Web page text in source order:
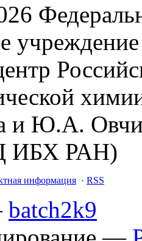
Ю.А.
ИБХ РАН)
информация · RSS
batch2k9